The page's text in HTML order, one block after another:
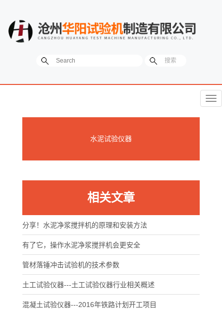
菜
水泥试验仪器
相关文章
分享！水泥净浆搅拌机的原理和安装方法
有了它，操作水泥净浆搅拌机会更安全
管材落锤冲击试验机的技术参数
土工试验仪器---土工试验仪器行业相关概述
混凝土试验仪器---2016年铁路计划开工项目